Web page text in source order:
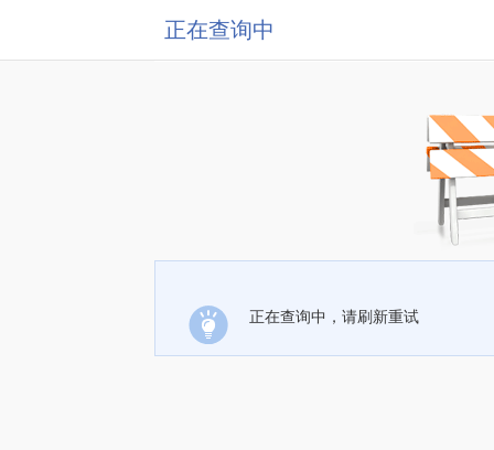
正在查询中
正在查询中，请刷新重试